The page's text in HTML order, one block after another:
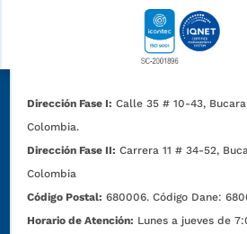
Dirección Fase I: Calle 35 # 10-43,
Colombia.
Dirección Fase II: Carrera 11 # 34-52,
Colombia
Código Postal: 680006. Código Dane:
Horario de Atención: Lunes a jueves de